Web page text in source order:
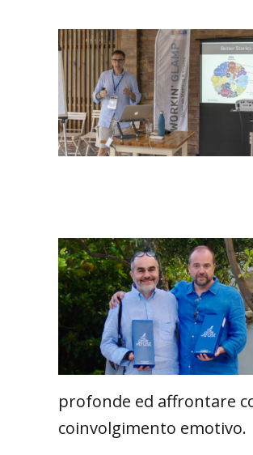
profonde ed affrontare
coinvolgimento emotivo.